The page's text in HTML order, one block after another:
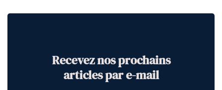
Recevez nos prochains
articles par e-mail